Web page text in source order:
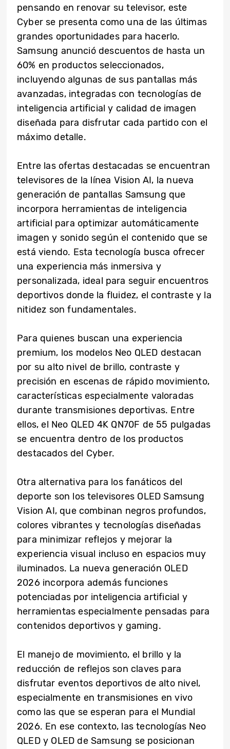
pensando en renovar su televisor, este
Cyber se presenta como una de las últimas
grandes oportunidades para hacerlo.
Samsung anunció descuentos de hasta un
60% en productos seleccionados,
incluyendo algunas de sus pantallas más
avanzadas, integradas con tecnologías de
inteligencia artificial y calidad de imagen
diseñada para disfrutar cada partido con el
máximo detalle.
Entre las ofertas destacadas se encuentran
televisores de la línea Vision AI, la nueva
generación de pantallas Samsung que
incorpora herramientas de inteligencia
artificial para optimizar automáticamente
imagen y sonido según el contenido que se
está viendo. Esta tecnología busca ofrecer
una experiencia más inmersiva y
personalizada, ideal para seguir encuentros
deportivos donde la fluidez, el contraste y la
nitidez son fundamentales.
Para quienes buscan una experiencia
premium, los modelos Neo QLED destacan
por su alto nivel de brillo, contraste y
precisión en escenas de rápido movimiento,
características especialmente valoradas
durante transmisiones deportivas. Entre
ellos, el Neo QLED 4K QN70F de 55 pulgadas
se encuentra dentro de los productos
destacados del Cyber.
Otra alternativa para los fanáticos del
deporte son los televisores OLED Samsung
Vision AI, que combinan negros profundos,
colores vibrantes y tecnologías diseñadas
para minimizar reflejos y mejorar la
experiencia visual incluso en espacios muy
iluminados. La nueva generación OLED
2026 incorpora además funciones
potenciadas por inteligencia artificial y
herramientas especialmente pensadas para
contenidos deportivos y gaming.
El manejo de movimiento, el brillo y la
reducción de reflejos son claves para
disfrutar eventos deportivos de alto nivel,
especialmente en transmisiones en vivo
como las que se esperan para el Mundial
2026. En ese contexto, las tecnologías Neo
QLED y OLED de Samsung se posicionan